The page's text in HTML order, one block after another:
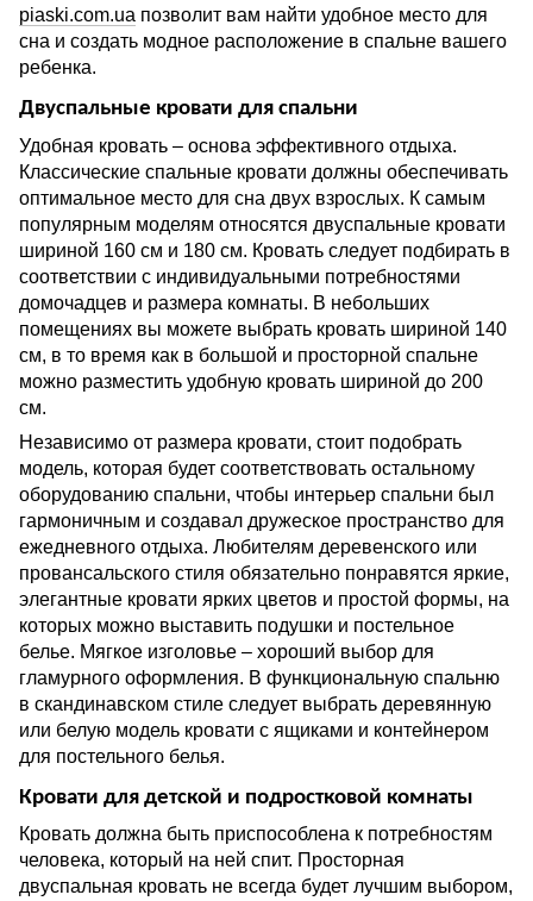
piaski.com.ua позволит вам найти удобное место для
сна и создать модное расположение в спальне вашего
ребенка.
Двуспальные кровати для спальни
Удобная кровать – основа эффективного отдыха.
Классические спальные кровати должны обеспечивать
оптимальное место для сна двух взрослых. К самым
популярным моделям относятся двуспальные кровати
шириной 160 см и 180 см. Кровать следует подбирать в
соответствии с индивидуальными потребностями
домочадцев и размера комнаты. В небольших
помещениях вы можете выбрать кровать шириной 140
см, в то время как в большой и просторной спальне
можно разместить удобную кровать шириной до 200
см.
Независимо от размера кровати, стоит подобрать
модель, которая будет соответствовать остальному
оборудованию спальни, чтобы интерьер спальни был
гармоничным и создавал дружеское пространство для
ежедневного отдыха. Любителям деревенского или
провансальского стиля обязательно понравятся яркие,
элегантные кровати ярких цветов и простой формы, на
которых можно выставить подушки и постельное
белье. Мягкое изголовье – хороший выбор для
гламурного оформления. В функциональную спальню
в скандинавском стиле следует выбрать деревянную
или белую модель кровати с ящиками и контейнером
для постельного белья.
Кровати для детской и подростковой комнаты
Кровать должна быть приспособлена к потребностям
человека, который на ней спит. Просторная
двуспальная кровать не всегда будет лучшим выбором,